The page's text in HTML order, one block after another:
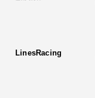
LinesRacing